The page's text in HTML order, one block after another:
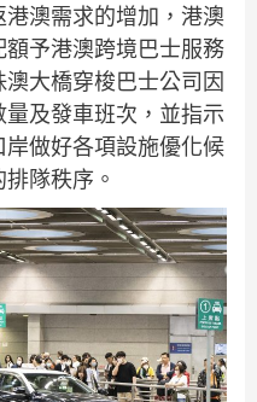
澳需求的增加，港澳
予港澳跨境巴士服務
大橋穿梭巴士公司因
及發車班次，並指示
做好各項設施優化候
隊秩序。